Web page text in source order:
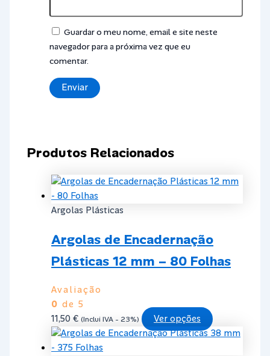
Guardar o meu nome, email e site neste
navegador para a próxima vez que eu
comentar.
Produtos Relacionados
Argolas Plásticas
Argolas de Encadernação
Plásticas 12 mm – 80 Folhas
Avaliação
0 de 5
11,50€ (Inclui IVA - 23%) Ver opções
This
product